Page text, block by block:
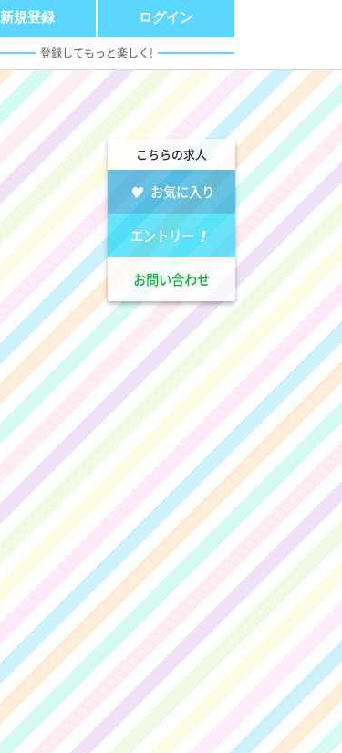
新規登録 ログイン
登録してもっと楽しく!
こちらの求人
お気に入り
エントリー
お問い合わせ